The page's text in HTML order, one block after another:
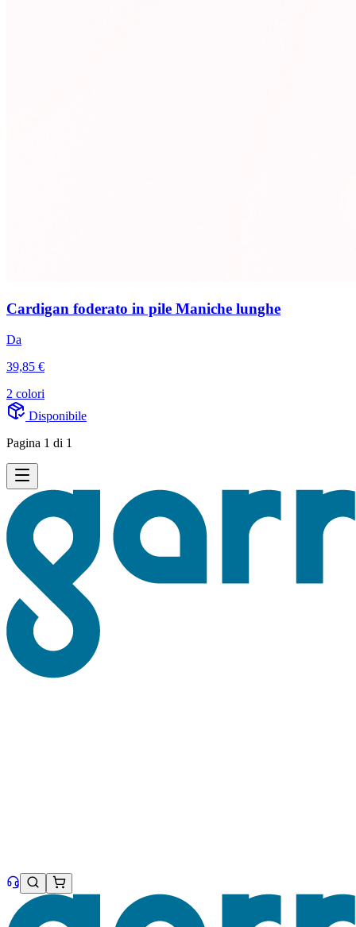
Cardigan foderato in pile Maniche lunghe
Da
39,85 €
2 colori
Disponibile
Pagina 1 di 1